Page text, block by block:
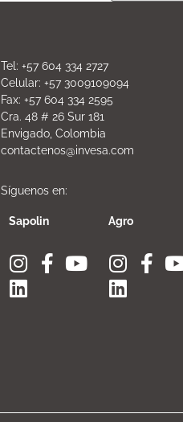
Tel: +57 604 334 2727
Celular: +57 3009109094
Fax: +57 604 334 2595
Cra. 48 # 26 Sur 181
Envigado, Colombia
contactenos@invesa.com
Síguenos en:
Sapolin Agro